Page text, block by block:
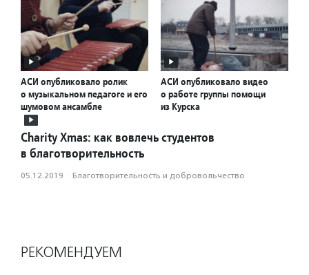
АСИ опубликовало ролик
о музыкальном педагоге и его
шумовом ансамбле
АСИ опубликовало видео
о работе группы помощи
из Курска
Charity Xmas: как вовлечь студентов
в благотворительность
05.12.2019 · Благотвори­тель­ность и доброволь­чест­во
РЕКОМЕНДУЕМ